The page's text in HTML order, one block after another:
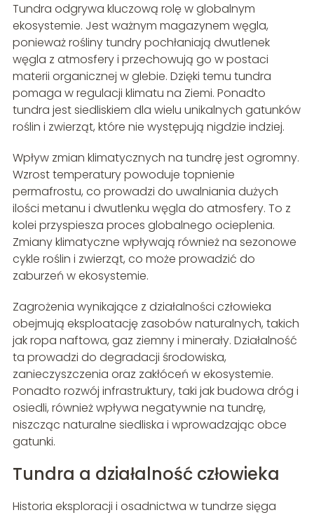
Tundra odgrywa kluczową rolę w globalnym
ekosystemie. Jest ważnym magazynem węgla,
ponieważ rośliny tundry pochłaniają dwutlenek
węgla z atmosfery i przechowują go w postaci
materii organicznej w glebie. Dzięki temu tundra
pomaga w regulacji klimatu na Ziemi. Ponadto
tundra jest siedliskiem dla wielu unikalnych gatunków
roślin i zwierząt, które nie występują nigdzie indziej.
Wpływ zmian klimatycznych na tundrę jest ogromny.
Wzrost temperatury powoduje topnienie
permafrostu, co prowadzi do uwalniania dużych
ilości metanu i dwutlenku węgla do atmosfery. To z
kolei przyspiesza proces globalnego ocieplenia.
Zmiany klimatyczne wpływają również na sezonowe
cykle roślin i zwierząt, co może prowadzić do
zaburzeń w ekosystemie.
Zagrożenia wynikające z działalności człowieka
obejmują eksploatację zasobów naturalnych, takich
jak ropa naftowa, gaz ziemny i minerały. Działalność
ta prowadzi do degradacji środowiska,
zanieczyszczenia oraz zakłóceń w ekosystemie.
Ponadto rozwój infrastruktury, taki jak budowa dróg i
osiedli, również wpływa negatywnie na tundrę,
niszcząc naturalne siedliska i wprowadzając obce
gatunki.
Tundra a działalność człowieka
Historia eksploracji i osadnictwa w tundrze sięga